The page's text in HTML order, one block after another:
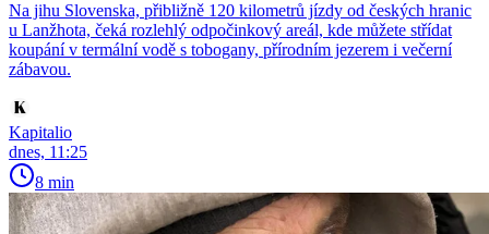
Na jihu Slovenska, přibližně 120 kilometrů jízdy od českých hranic
u Lanžhota, čeká rozlehlý odpočinkový areál, kde můžete střídat
koupání v termální vodě s tobogany, přírodním jezerem i večerní
zábavou.
Kapitalio
dnes, 11:25
8 min